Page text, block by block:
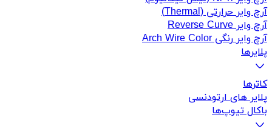
آرچ وایر حرارتی (Thermal)
آرچ وایر Reverse Curve
آرچ وایر رنگی Arch Wire Color
پلایرها
کاتر‌ها
پلایر های ارتودنسی
باکال تیوپ‌ها